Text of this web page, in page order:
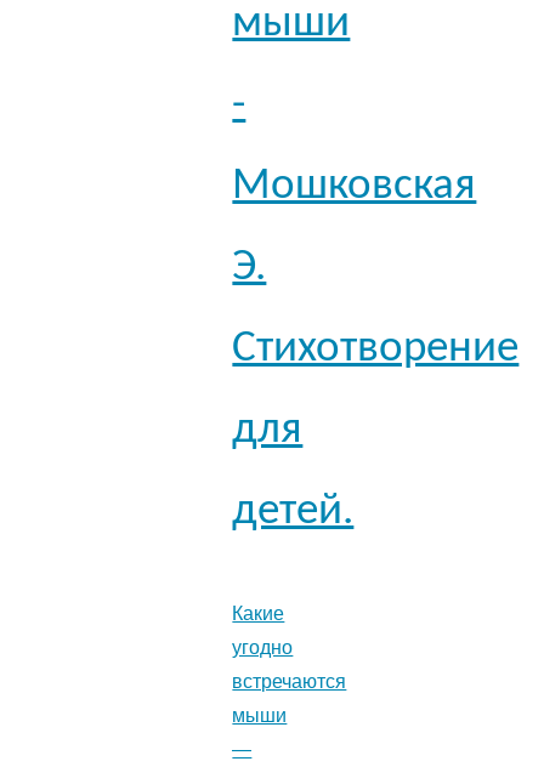
мыши
-
Мошковская
Э.
Стихотворение
для
детей.
Какие
угодно
встречаются
мыши
—